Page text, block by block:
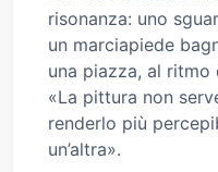
risonanza: uno
un marciapiede
una piazza, al
«La pittura non
renderlo più
un’altra».